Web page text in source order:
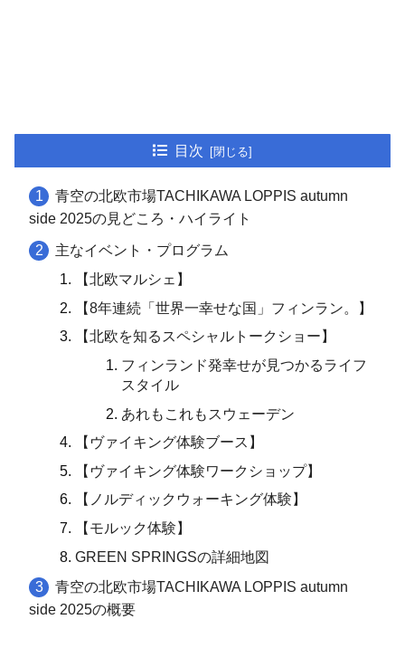
目次
青空の北欧市場TACHIKAWA LOPPIS autumn
side 2025の見どころ・ハイライト
主なイベント・プログラム
【北欧マルシェ】
【8年連続「世界一幸せな国」フィンラン。】
【北欧を知るスペシャルトークショー】
フィンランド発幸せが見つかるライフ
スタイル
あれもこれもスウェーデン
【ヴァイキング体験ブース】
【ヴァイキング体験ワークショップ】
【ノルディックウォーキング体験】
【モルック体験】
GREEN SPRINGSの詳細地図
青空の北欧市場TACHIKAWA LOPPIS autumn
side 2025の概要